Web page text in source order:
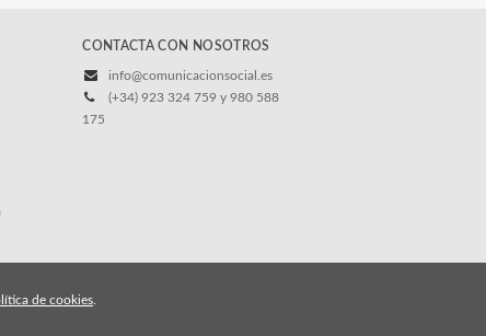
CONTACTA CON NOSOTROS
info@comunicacionsocial.es
(+34) 923 324 759 y 980 588
175
de cookies